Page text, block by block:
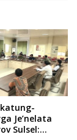
Je’nelata
Sulsel: